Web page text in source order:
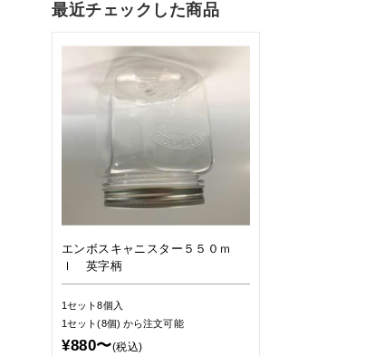
最近チェックした商品
エンボスキャニスター５５０ｍ
ｌ 英字柄
1セット8個入
1セット(8個) から注文可能
¥880〜(税込)